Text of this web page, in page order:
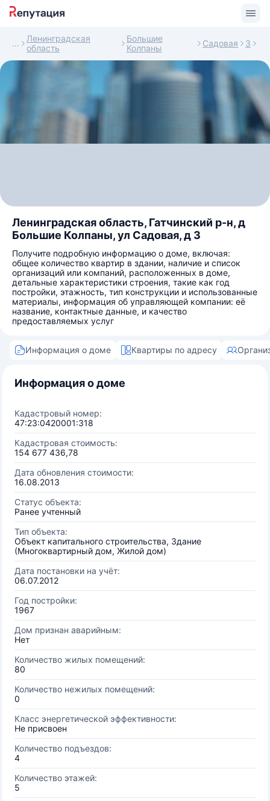
Ленинградская
область
Большие
Колпаны
Садовая 3
Ленинградская область, Гатчинский р-н, д
Большие Колпаны, ул Садовая, д 3
Получите подробную информацию о доме, включая:
общее количество квартир в здании, наличие и список
организаций или компаний, расположенных в доме,
детальные характеристики строения, такие как год
постройки, этажность, тип конструкции и использованные
материалы, информация об управляющей компании: её
название, контактные данные, и качество
предоставляемых услуг
Информация о доме Квартиры по адресу
Информация о доме
Кадастровый номер:
47:23:0420001:318
Кадастровая стоимость:
154 677 436,78
Дата обновления стоимости:
16.08.2013
Статус объекта:
Ранее учтенный
Тип объекта:
Объект капитального строительства, Здание
(Многоквартирный дом, Жилой дом)
Дата постановки на учёт:
06.07.2012
Год постройки:
1967
Дом признан аварийным:
Нет
Количество жилых помещений:
80
Количество нежилых помещений:
0
Класс энергетической эффективности:
Не присвоен
Количество подъездов:
4
Количество этажей:
5